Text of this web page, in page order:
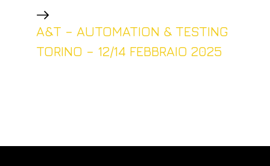
A&T – AUTOMATION & TESTING
TORINO – 12/14 FEBBRAIO 2025